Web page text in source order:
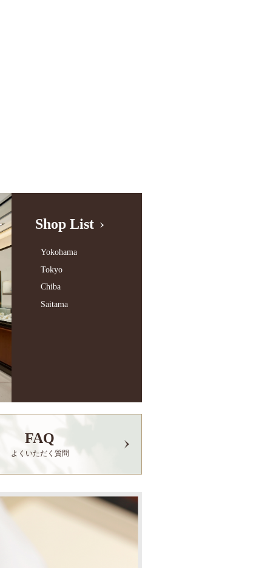
Shop List
Yokohama
Tokyo
Chiba
Saitama
FAQ
よくいただく質問